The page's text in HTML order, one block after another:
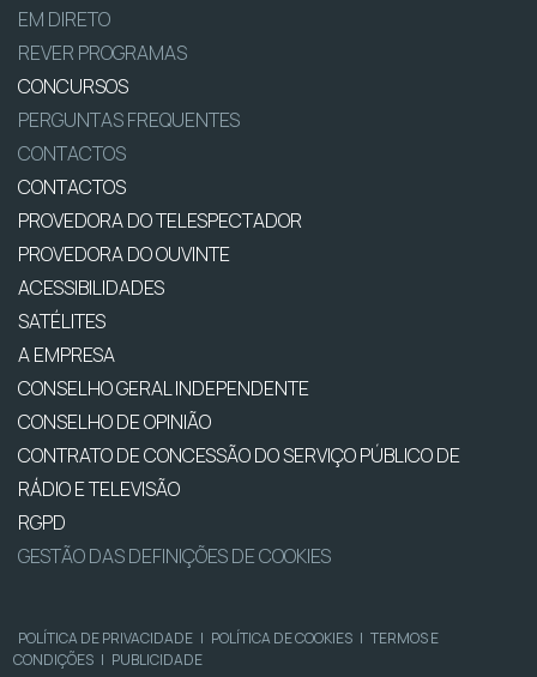
EM DIRETO
REVER PROGRAMAS
CONCURSOS
PERGUNTAS FREQUENTES
CONTACTOS
CONTACTOS
PROVEDORA DO TELESPECTADOR
PROVEDORA DO OUVINTE
ACESSIBILIDADES
SATÉLITES
A EMPRESA
CONSELHO GERAL INDEPENDENTE
CONSELHO DE OPINIÃO
CONTRATO DE CONCESSÃO DO SERVIÇO PÚBLICO DE
RÁDIO E TELEVISÃO
RGPD
GESTÃO DAS DEFINIÇÕES DE COOKIES
POLÍTICA DE PRIVACIDADE | POLÍTICA DE COOKIES | TERMOS E
CONDIÇÕES | PUBLICIDADE